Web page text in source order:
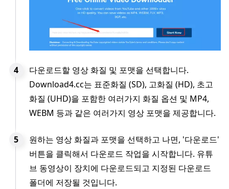
다운로드할 영상 화질 및 포맷을 선택합니다.
Download4.cc는 표준화질 (SD), 고화질 (HD), 초고
화질 (UHD)을 포함한 여러가지 화질 옵션 및 MP4,
WEBM 등과 같은 여러가지 영상 포맷을 제공합니다.
원하는 영상 화질과 포맷을 선택하고 나면, '다운로드'
버튼을 클릭해서 다운로드 작업을 시작합니다. 유튜
브 동영상이 장치에 다운로드되고 지정된 다운로드
폴더에 저장될 것입니다.